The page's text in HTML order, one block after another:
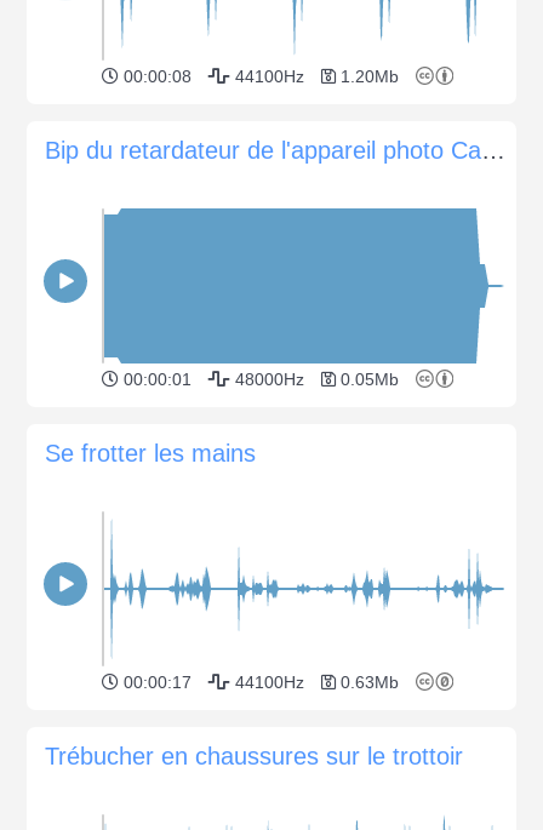
00:00:08 44100Hz 1.20Mb
Bip du retardateur de l'appareil photo Canon 20d
00:00:01 48000Hz 0.05Mb
Se frotter les mains
00:00:17 44100Hz 0.63Mb
Trébucher en chaussures sur le trottoir